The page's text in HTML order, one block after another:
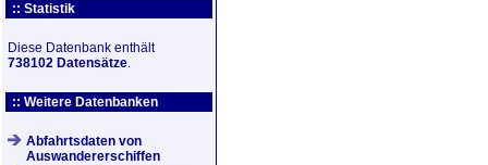
:: Statistik
Diese Datenbank enthält
738102 Datensätze.
:: Weitere Datenbanken
Abfahrtsdaten von
Auswandererschiffen